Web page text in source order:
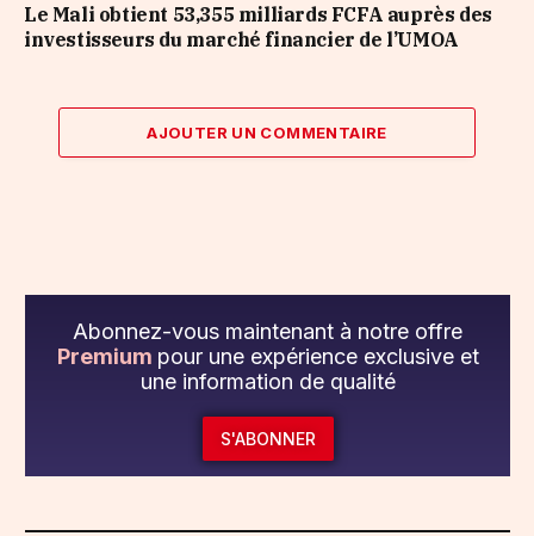
Le Mali obtient 53,355 milliards FCFA auprès des
investisseurs du marché financier de l’UMOA
AJOUTER UN COMMENTAIRE
Abonnez-vous maintenant à notre offre
Premium pour une expérience exclusive et
une information de qualité
S'ABONNER